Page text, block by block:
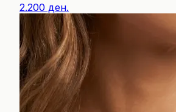
2.200 ден.